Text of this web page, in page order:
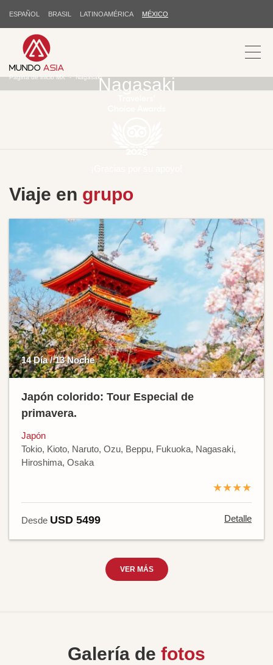
ESPAÑOL BRASIL LATINOAMÉRICA MÉXICO
Nagasaki
Página de inicio MX Nagasaki
Viaje en grupo
14 Día / 13 Noche
Japón colorido: Tour Especial de
primavera.
Japón
Tokio, Kioto, Naruto, Ozu, Beppu, Fukuoka, Nagasaki,
Hiroshima, Osaka
★★★★
Desde USD 5499 Detalle
VER MÁS
Galería de fotos